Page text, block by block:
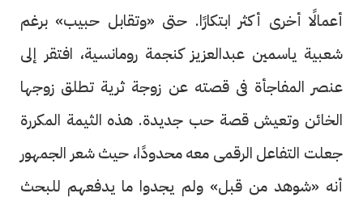
أعمالًا أخرى أكثر ابتكارًا. حتى «وتقابل حبيب» برغم
شعبية ياسمين عبدالعزيز كنجمة رومانسية، افتقر إلى
عنصر المفاجأة فى قصته عن زوجة ثرية تطلق زوجها
الخائن وتعيش قصة حب جديدة. هذه الثيمة المكررة
جعلت التفاعل الرقمى معه محدودًا، حيث شعر الجمهور
أنه «شوهد من قبل» ولم يجدوا ما يدفعهم للبحث